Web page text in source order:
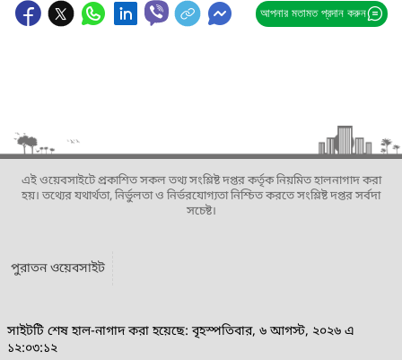
আপনার মতামত প্রদান করুন
এই ওয়েবসাইটে প্রকাশিত সকল তথ্য সংশ্লিষ্ট দপ্তর কর্তৃক নিয়মিত হালনাগাদ করা
হয়। তথ্যের যথার্থতা, নির্ভুলতা ও নির্ভরযোগ্যতা নিশ্চিত করতে সংশ্লিষ্ট দপ্তর সর্বদা
সচেষ্ট।
পুরাতন ওয়েবসাইট
সাইটটি শেষ হাল-নাগাদ করা হয়েছে: বৃহস্পতিবার, ৬ আগস্ট, ২০২৬ এ
১২:০৩:১২